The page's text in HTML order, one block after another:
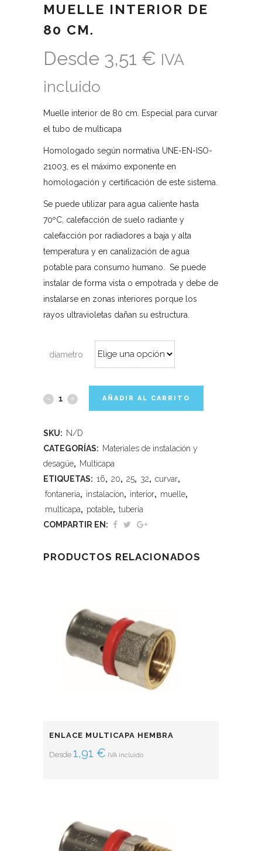
MUELLE INTERIOR DE
80 CM.
Desde 3,51 € IVA
incluido
Muelle interior de 80 cm. Especial para curvar
el tubo de multicapa
Homologado según normativa UNE-EN-ISO-
21003, es el máximo exponente en
homologación y certificación de este sistema.
Se puede utilizar para agua caliente hasta
70ºC, calefacción de suelo radiante y
calefacción por radiadores a baja y alta
temperatura y en canalización de agua
potable para consumo humano. Se puede
instalar de forma vista o empotrada y debe de
instalarse en zonas interiores porque los
rayos ultravioletas dañan su estructura.
díametro
AÑADIR AL CARRITO
SKU: N/D
CATEGORÍAS: Materiales de instalación y
desagüe, Multicapa
ETIQUETAS: 16, 20, 25, 32, curvar,
fontaneria, instalación, interior, muelle,
multicapa, potable, tubería
COMPARTIR EN:
PRODUCTOS RELACIONADOS
ENLACE MULTICAPA HEMBRA
Desde 1,91 € IVA incluido